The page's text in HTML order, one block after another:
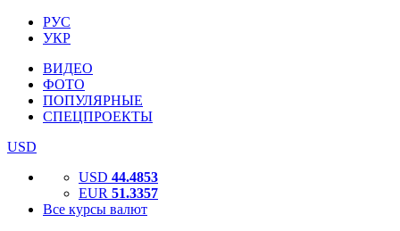
РУС
УКР
ВИДЕО
ФОТО
ПОПУЛЯРНЫЕ
СПЕЦПРОЕКТЫ
USD
USD 44.4853
EUR 51.3357
Все курсы валют